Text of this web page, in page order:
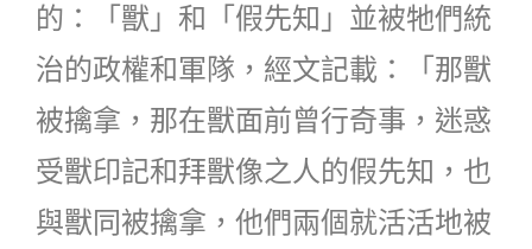
的：「獸」和「假先知」並被牠們統
治的政權和軍隊，經文記載：「那獸
被擒拿，那在獸面前曾行奇事，迷惑
受獸印記和拜獸像之人的假先知，也
與獸同被擒拿，他們兩個就活活地被